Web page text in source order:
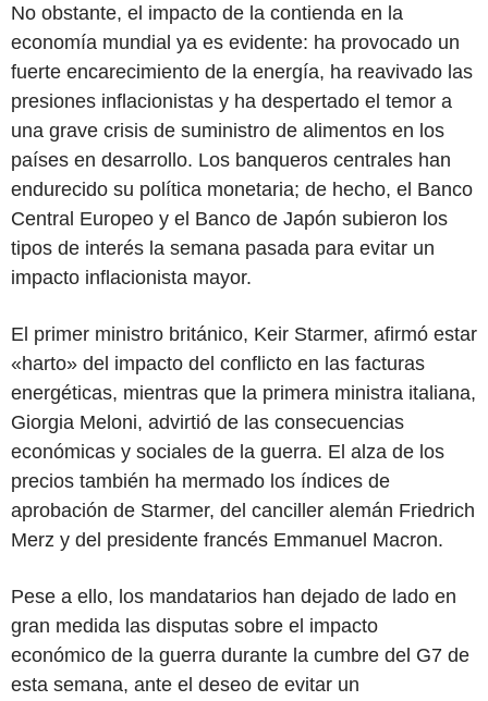
No obstante, el impacto de la contienda en la
economía mundial ya es evidente: ha provocado un
fuerte encarecimiento de la energía, ha reavivado las
presiones inflacionistas y ha despertado el temor a
una grave crisis de suministro de alimentos en los
países en desarrollo. Los banqueros centrales han
endurecido su política monetaria; de hecho, el Banco
Central Europeo y el Banco de Japón subieron los
tipos de interés la semana pasada para evitar un
impacto inflacionista mayor.
El primer ministro británico, Keir Starmer, afirmó estar
«harto» del impacto del conflicto en las facturas
energéticas, mientras que la primera ministra italiana,
Giorgia Meloni, advirtió de las consecuencias
económicas y sociales de la guerra. El alza de los
precios también ha mermado los índices de
aprobación de Starmer, del canciller alemán Friedrich
Merz y del presidente francés Emmanuel Macron.
Pese a ello, los mandatarios han dejado de lado en
gran medida las disputas sobre el impacto
económico de la guerra durante la cumbre del G7 de
esta semana, ante el deseo de evitar un